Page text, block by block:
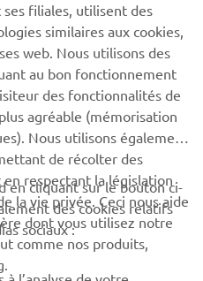
filiales, utilisent des
similaires aux cookies,
web. Nous utilisons des
au bon fonctionnement
des fonctionnalités de
agréable (mémorisation
Nous utilisons également
de récolter des
respectant la législation
la vie privée. Ceci nous aide
dont vous utilisez notre
comme nos produits,
en cliquant sur le bouton ci-
des cookies relatifs
sociaux :